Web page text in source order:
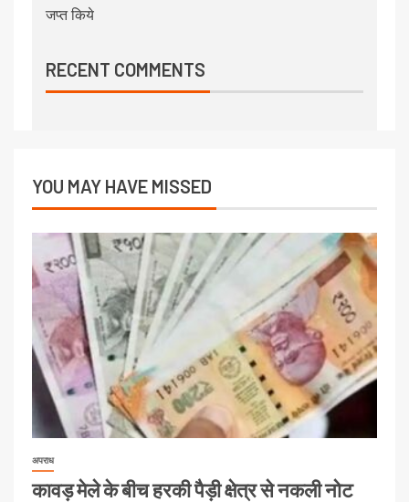
जप्त किये
RECENT COMMENTS
YOU MAY HAVE MISSED
अपराध
कावड़ मेले के बीच हरकी पैड़ी क्षेत्र से नकली नोट